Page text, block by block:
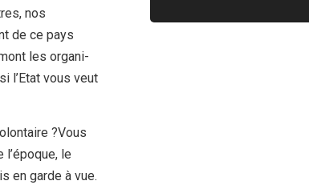
nos
de ce pays
les organi-
l’Etat vous veut
?Vous
le
en garde à vue.